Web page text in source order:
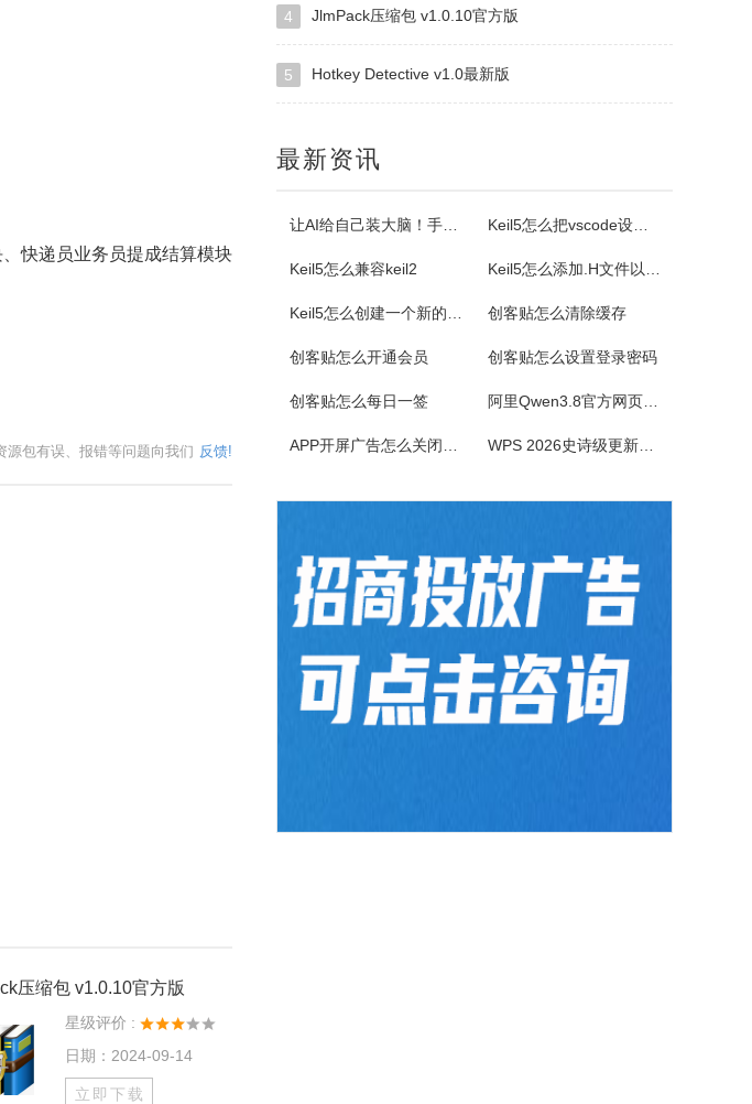
快递员业务员提成结算模块
源包有误、报错等问题向我们 反馈!
压缩包 v1.0.10官方版
星级评价 :
日期：2024-09-14
立即下载
云诺
云诺网盘官方版是一款简洁实用、轻松上手的免费云服务软件，云诺网盘官方版能完美地实现身为云最基本的存储和同步功能，还能让用户方便极速的传送文件。云诺的最大价值，就是帮助用户节省时间。云诺是国内第一款真正的跨平台云服务，拥有专利待审的即时推送、增量同步等高端技术。云诺网盘软件特色1、文件链接功能：您可以...
NetStumbler是Windows平台下最著名的查找无线接入点的免费工具，NetStumbler支持PCMCIA无线网卡，还支持全球GPS卫星定位系统。NetStumbler支持服务集识别符(SSID)、无线加密协议(WiredEquivalentPrivacy-WEP)、开放式认证、共享密码认...
ColorSPY
4 JlmPack压缩包 v1.0.10官方版
5 Hotkey Detective v1.0最新版
最新资讯
让AI给自己装大脑！手把手教你学会安装使用Agent Skill Keil5怎么把vscode设置外部编辑器
Keil5怎么兼容keil2 Keil5怎么添加.H文件以及Keil5添加.H文件的方法
Keil5怎么创建一个新的51单片机项目 创客贴怎么清除缓存
创客贴怎么开通会员 创客贴怎么设置登录密码
创客贴怎么每日一签 阿里Qwen3.8官方网页版入口
APP开屏广告怎么关闭？3招彻底关闭跳转 WPS 2026史诗级更新！重构存储管理，深度融合AI应用